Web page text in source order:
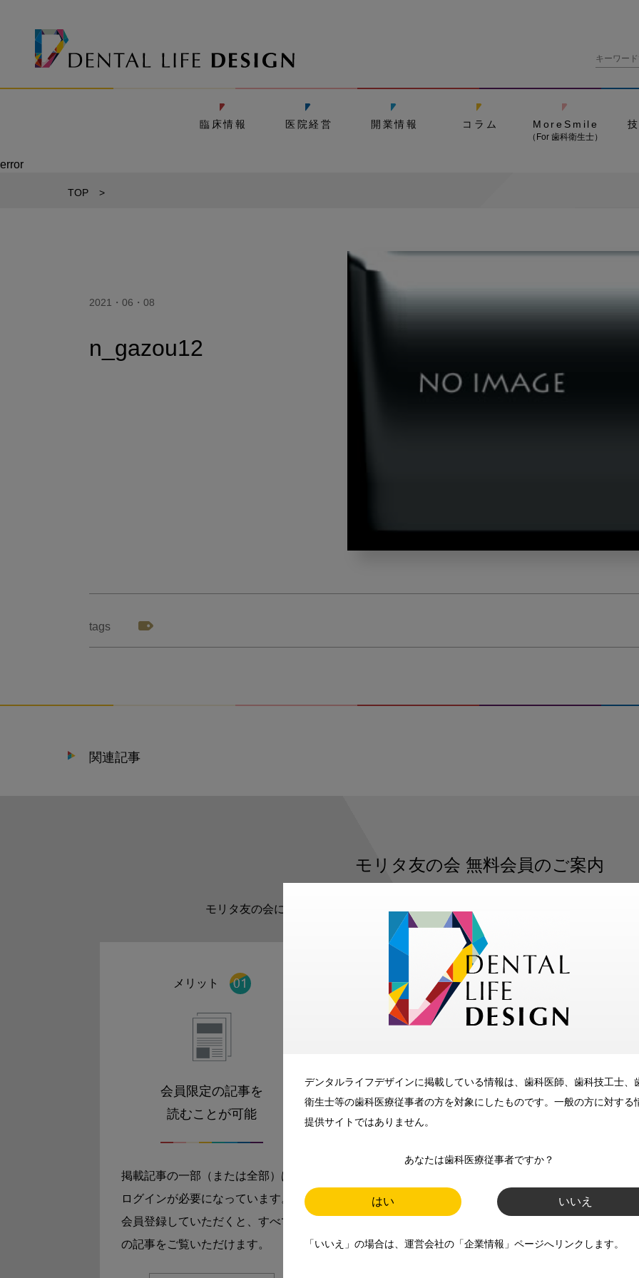
デンタルライフデザインに掲載している情報は、歯科医師、歯科技工士、
衛生士等の歯科医療従事者の方を対象にしたものです。一般の方に対する
提供サイトではありません。
あなたは歯科医療従事者ですか？
はい いいえ
「いいえ」の場合は、運営会社の「企業情報」ページへリンクします。
臨床情報 医院経営 開業情報 コラム MoreSmile
（For 歯科衛生士）
error
TOP >
2021・06・08
n_gazou12
tags
関連記事
モリタ友の会 無料会員のご案内
モリタ友の会に登録いただくと、デンタルライフデザインをもっと便利にご利用いた
メリット
会員限定の記事を
読むことが可能
掲載記事の一部（または全部）は
ログインが必要になっています。
会員登録していただくと、すべて
の記事をご覧いただけます。
メリット
歯科に関するお役立ち情報を
師、歯科衛生士、歯科技工士）に
お届けします。